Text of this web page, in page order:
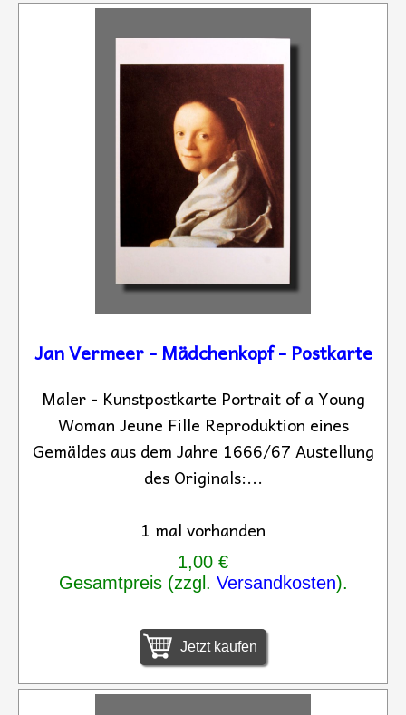
Jan Vermeer - Mädchenkopf - Postkarte
Maler - Kunstpostkarte Portrait of a Young
Woman Jeune Fille Reproduktion eines
Gemäldes aus dem Jahre 1666/67 Austellung
des Originals:...
1 mal vorhanden
1,00 €
Gesamtpreis (zzgl. Versandkosten).
Jetzt kaufen